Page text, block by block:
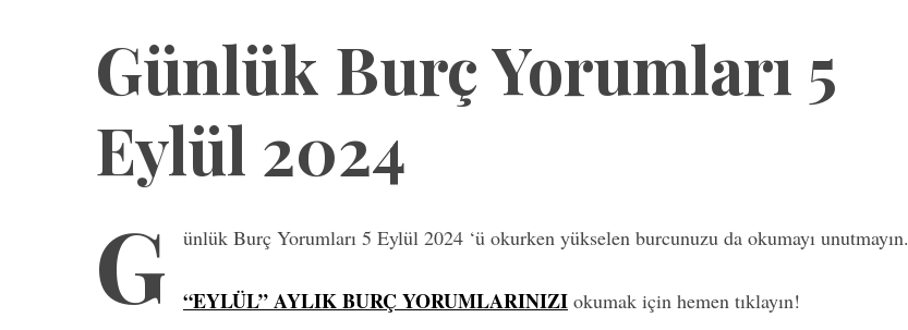
Günlük Burç Yorumları 5
Eylül 2024
G ünlük Burç Yorumları 5 Eylül 2024 ‘ü okurken yükselen burcunuzu da okumayı unutmayın.
“EYLÜL” AYLIK BURÇ YORUMLARINIZI okumak için hemen tıklayın!